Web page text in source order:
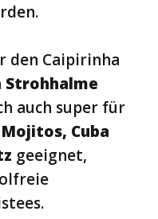
den Caipirinha
Strohhalme
auch super für
Mojitos, Cuba
geeignet,